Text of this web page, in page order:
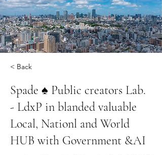
< Back
Spade ♠ Public creators Lab.
- LdxP in blanded valuable
Local, Nationl and World
HUB with Government &AI